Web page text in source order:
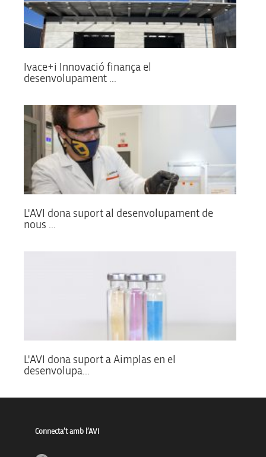
Ivace+i Innovació finança el
desenvolupament ...
L'AVI dona suport al desenvolupament de
nous ...
L'AVI dona suport a Aimplas en el
desenvolupa...
Connecta’t amb l’AVI